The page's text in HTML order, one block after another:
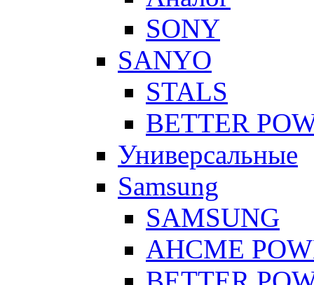
SONY
SANYO
STALS
BETTER
Универсальные
Samsung
SAMSUNG
AHCME